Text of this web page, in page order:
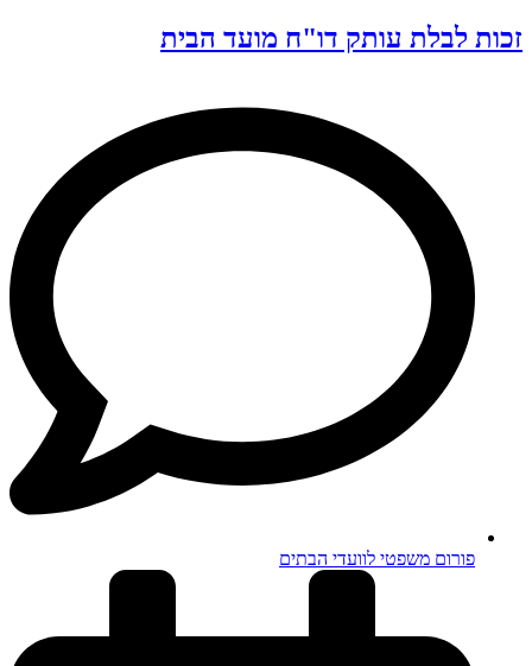
זכות לבלת עותק דו"ח מועד הבית
פורום משפטי לוועדי הבתים